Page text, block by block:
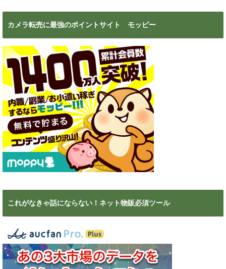
カメラ転売に最強のポイントサイト モッピー
これがなきゃ話にならない！ネット物販必須ツール